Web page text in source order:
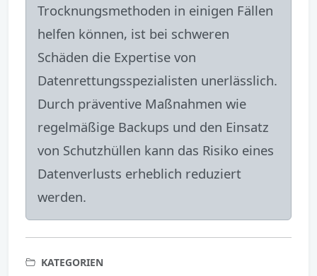
Trocknungsmethoden in einigen Fällen
helfen können, ist bei schweren
Schäden die Expertise von
Datenrettungsspezialisten unerlässlich.
Durch präventive Maßnahmen wie
regelmäßige Backups und den Einsatz
von Schutzhüllen kann das Risiko eines
Datenverlusts erheblich reduziert
werden.
KATEGORIEN